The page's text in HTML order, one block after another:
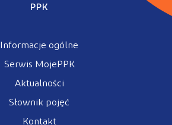
PPK
Informacje ogólne
Serwis MojePPK
Aktualności
Słownik pojęć
Kontakt